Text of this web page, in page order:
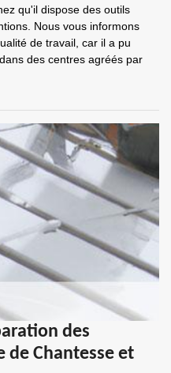
qu'il dispose des outils
Nous vous informons
de travail, car il a pu
des centres agréés par
des
de Chantesse et